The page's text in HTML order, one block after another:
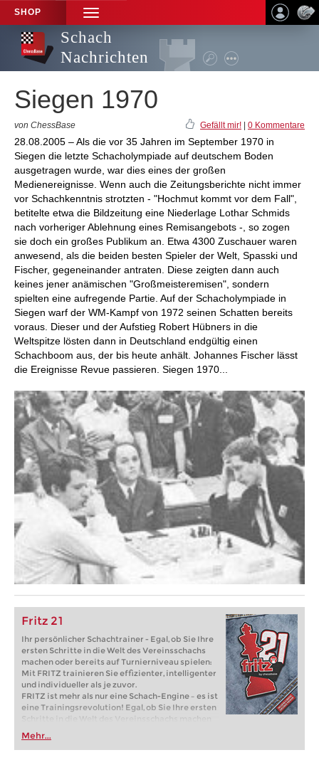
SHOP
TOGGLE
NAVIGATION
Schach
Nachrichten
Siegen 1970
von ChessBase Gefällt mir! 0 Kommentare
28.08.2005 – Als die vor 35 Jahren im September 1970 in
Siegen die letzte Schacholympiade auf deutschem Boden
ausgetragen wurde, war dies eines der großen
Medienereignisse. Wenn auch die Zeitungsberichte nicht immer
vor Schachkenntnis strotzten - "Hochmut kommt vor dem Fall",
betitelte etwa die Bildzeitung eine Niederlage Lothar Schmids
nach vorheriger Ablehnung eines Remisangebots -, so zogen
sie doch ein großes Publikum an. Etwa 4300 Zuschauer waren
anwesend, als die beiden besten Spieler der Welt, Spasski und
Fischer, gegeneinander antraten. Diese zeigten dann auch
keines jener anämischen "Großmeisteremisen", sondern
spielten eine aufregende Partie. Auf der Schacholympiade in
Siegen warf der WM-Kampf von 1972 seinen Schatten bereits
voraus. Dieser und der Aufstieg Robert Hübners in die
Weltspitze lösten dann in Deutschland endgültig einen
Schachboom aus, der bis heute anhält. Johannes Fischer lässt
die Ereignisse Revue passieren. Siegen 1970...
Fritz 21
Ihr persönlicher Schachtrainer - Egal, ob Sie Ihre
ersten Schritte in die Welt des Vereinsschachs
machen oder bereits auf Turnierniveau spielen:
Mit FRITZ trainieren Sie effizienter, intelligenter
und individueller als je zuvor.
FRITZ ist mehr als nur eine Schach-Engine – es ist
eine Trainingsrevolution! Egal, ob Sie Ihre ersten
Schritte in die Welt des Vereinsschachs machen
oder bereits auf Turnierniveau spielen: Mit
FRITZ trainieren Sie effizienter, intelligenter und
individueller als je zuvor.
Mehr...